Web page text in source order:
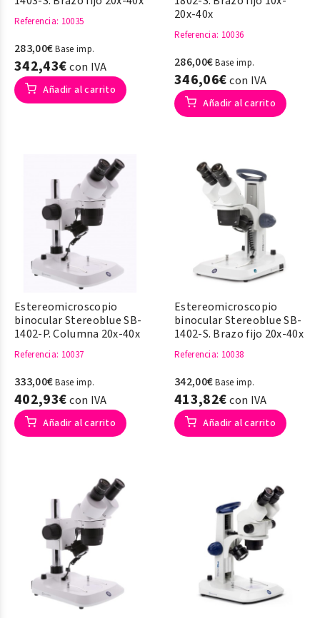
Referencia: 10035
283,00€Base imp.
342,43€con IVA
Añadir al carrito
20x-40x
Referencia: 10036
286,00€Base imp.
346,06€con IVA
Añadir al carrito
Estereomicroscopio
binocular Stereoblue SB-
1402-P. Columna 20x-40x
Referencia: 10037
333,00€Base imp.
402,93€con IVA
Añadir al carrito
Estereomicroscopio
binocular Stereoblue SB-
1402-S. Brazo fijo 20x-40x
Referencia: 10038
342,00€Base imp.
413,82€con IVA
Añadir al carrito